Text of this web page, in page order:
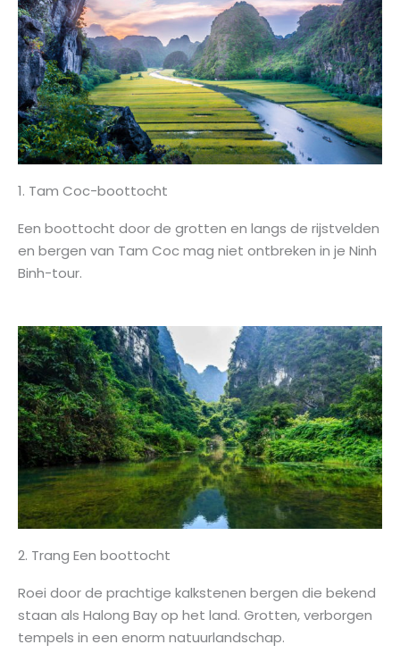
1. Tam Coc-boottocht
Een boottocht door de grotten en langs de rijstvelden
en bergen van Tam Coc mag niet ontbreken in je Ninh
Binh-tour.
2. Trang Een boottocht
Roei door de prachtige kalkstenen bergen die bekend
staan ​​als Halong Bay op het land. Grotten, verborgen
tempels in een enorm natuurlandschap.